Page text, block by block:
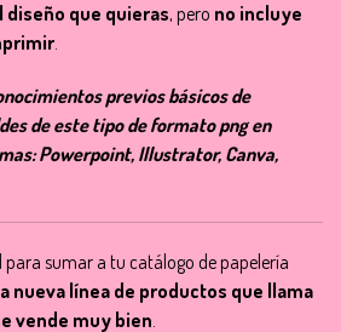
que quieras, pero no incluye
.
previos básicos de
de este tipo de formato png en
Powerpoint, Illustrator, Canva,
sumar a tu catálogo de papelería
nueva línea de productos que llama
vende muy bien.